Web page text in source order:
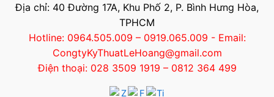
Địa chỉ: 40 Đường 17A, Khu Phố 2, P. Bình Hưng Hòa,
TPHCM
Hotline: 0964.505.009 – 0919.065.009 - Email:
CongtyKyThuatLeHoang@gmail.com
Điện thoại: 028 3509 1919 – 0812 364 499